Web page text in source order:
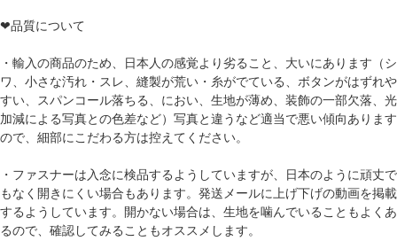
❤品質について
・輸入の商品のため、日本人の感覚より劣ること、大いにあります（シ
ワ、小さな汚れ・スレ、縫製が荒い・糸がでている、ボタンがはずれや
すい、スパンコール落ちる、におい、生地が薄め、装飾の一部欠落、光
加減による写真との色差など）写真と違うなど適当で悪い傾向あります
ので、細部にこだわる方は控えてください。
・ファスナーは入念に検品するようしていますが、日本のように頑丈で
もなく開きにくい場合もあります。発送メールに上げ下げの動画を掲載
するようしています。開かない場合は、生地を噛んでいることもよくあ
るので、確認してみることもオススメします。